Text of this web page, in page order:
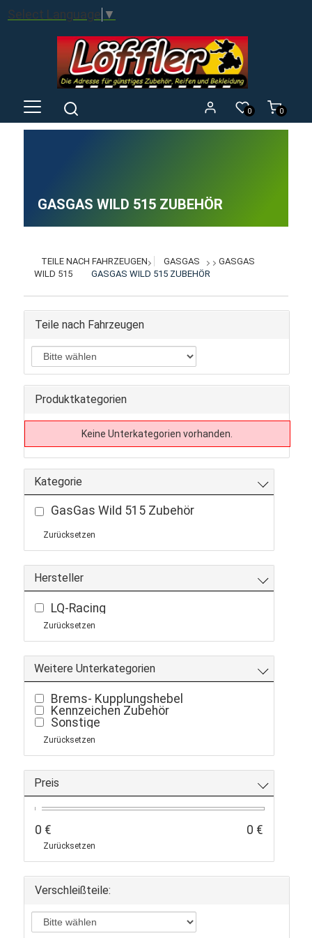
Select Language ▼
0
0
GASGAS WILD 515 ZUBEHÖR
TEILE NACH FAHRZEUGEN GASGAS
GASGAS
WILD 515
GASGAS WILD 515 ZUBEHÖR
Teile nach Fahrzeugen
Produktkategorien
Keine Unterkategorien vorhanden.
Kategorie
GasGas Wild 515 Zubehör
Zurücksetzen
Hersteller
LQ-Racing
Zurücksetzen
Weitere Unterkategorien
Brems- Kupplungshebel
Kennzeichen Zubehör
Sonstige
Zurücksetzen
Preis
0 € 0 €
Zurücksetzen
Verschleißteile: